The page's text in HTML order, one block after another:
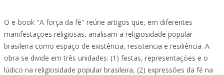
O e-book "A força da fé" reúne artigos que, em diferentes
manifestações religiosas, analisam a religiosidade popular
brasileira como espaço de existência, resistencia e resiliência. A
obra se divide em três unidades: (1) festas, representações e o
lúdico na religiosidade popular brasileira, (2) expressões da fé na